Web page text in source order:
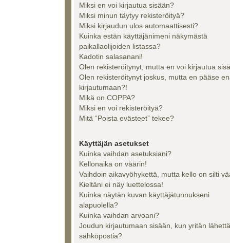
Miksi en voi kirjautua sisään?
Miksi minun täytyy rekisteröityä?
Miksi kirjaudun ulos automaattisesti?
Kuinka estän käyttäjänimeni näkymästä
paikallaolijoiden listassa?
Kadotin salasanani!
Olen rekisteröitynyt, mutta en voi kirjautua
Olen rekisteröitynyt joskus, mutta en pääse
kirjautumaan?!
Mikä on COPPA?
Miksi en voi rekisteröityä?
Mitä “Poista evästeet” tekee?
Käyttäjän asetukset
Kuinka vaihdan asetuksiani?
Kellonaika on väärin!
Vaihdoin aikavyöhykettä, mutta kello on silti
Kieltäni ei näy luettelossa!
Kuinka näytän kuvan käyttäjätunnukseni
alapuolella?
Kuinka vaihdan arvoani?
Joudun kirjautumaan sisään, kun yritän
sähköpostia?